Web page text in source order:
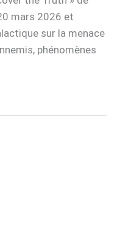
mars 2026 et
sur la menace
phénomènes